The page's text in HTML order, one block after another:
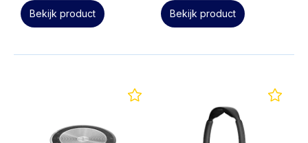
Bekijk product
Bekijk product